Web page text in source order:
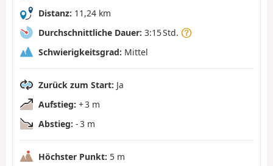
Distanz: 11,24 km
Durchschnittliche Dauer: 3:15 Std.
Schwierigkeitsgrad: Mittel
Zurück zum Start: Ja
Aufstieg: + 3 m
Abstieg: - 3 m
Höchster Punkt: 5 m